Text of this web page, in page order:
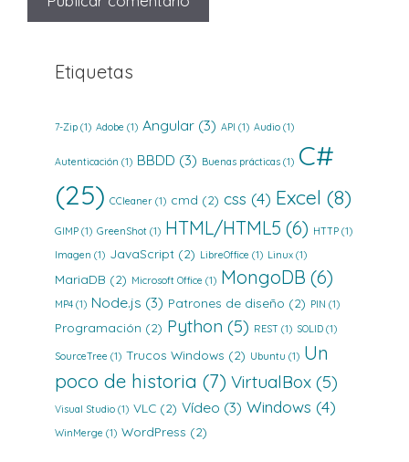
Etiquetas
7-Zip (1) Adobe (1) Angular (3) API (1) Audio (1)
Autenticación (1) BBDD (3) Buenas prácticas (1) C#
(25) CCleaner (1) cmd (2) css (4) Excel (8)
GIMP (1) GreenShot (1) HTML/HTML5 (6) HTTP (1)
Imagen (1) JavaScript (2) LibreOffice (1) Linux (1)
MariaDB (2) Microsoft Office (1) MongoDB (6)
MP4 (1) Node.js (3) Patrones de diseño (2) PIN (1)
Programación (2) Python (5) REST (1) SOLID (1)
SourceTree (1) Trucos Windows (2) Ubuntu (1) Un
poco de historia (7) VirtualBox (5)
Visual Studio (1) VLC (2) Vídeo (3) Windows (4)
WinMerge (1) WordPress (2)